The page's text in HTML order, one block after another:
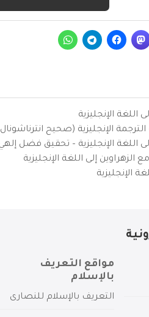
اللغة الإنجليزية
الإنجليزية (صحيح
اللغة الإنجليزية – تحقيق فضل
إلى اللغة الإنجليزية
الإنجليزية
مواقع التعريف
بالإسلام
التعريف بالإسلام للنصارى